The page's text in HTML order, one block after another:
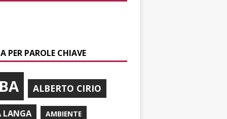
PER PAROLE CHIAVE
ALBERTO CIRIO
LANGA AMBIENTE